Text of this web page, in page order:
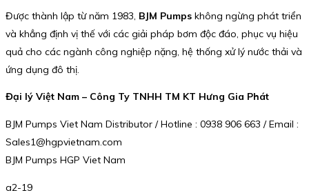
Được thành lập từ năm 1983, BJM Pumps không ngừng phát triển
và khẳng định vị thế với các giải pháp bơm độc đáo, phục vụ hiệu
quả cho các ngành công nghiệp nặng, hệ thống xử lý nước thải và
ứng dụng đô thị.
Đại lý Việt Nam – Công Ty TNHH TM KT Hưng Gia Phát
BJM Pumps Viet Nam Distributor / Hotline : 0938 906 663 / Email :
Sales1@hgpvietnam.com
BJM Pumps HGP Viet Nam
a2-19